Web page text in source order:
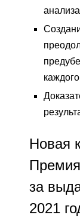
анализа
Новая
за
2021